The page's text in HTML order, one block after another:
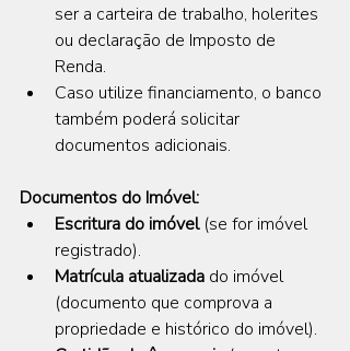
ser a carteira de trabalho, holerites
ou declaração de Imposto de
Renda.
Caso utilize financiamento, o banco
também poderá solicitar
documentos adicionais.
Documentos do Imóvel:
Escritura do imóvel (se for imóvel
registrado).
Matrícula atualizada do imóvel
(documento que comprova a
propriedade e histórico do imóvel).